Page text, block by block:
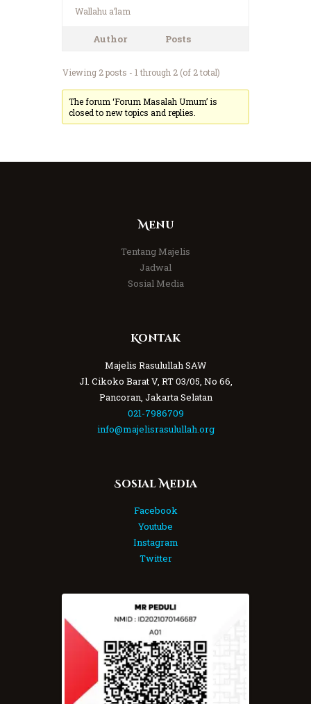
Wallahu a’lam
Author Posts
Viewing 2 posts - 1 through 2 (of 2 total)
The forum ‘Forum Masalah Umum’ is
closed to new topics and replies.
Menu
Tentang Majelis
Jadwal
Sosial Media
Kontak
Majelis Rasulullah SAW
Jl. Cikoko Barat V, RT 03/05, No 66,
Pancoran, Jakarta Selatan
021-7986709
info@majelisrasulullah.org
Sosial Media
Facebook
Youtube
Instagram
Twitter